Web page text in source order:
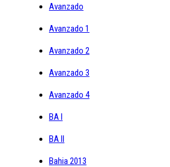
Avanzado
Avanzado 1
Avanzado 2
Avanzado 3
Avanzado 4
BA I
BA II
Bahia 2013